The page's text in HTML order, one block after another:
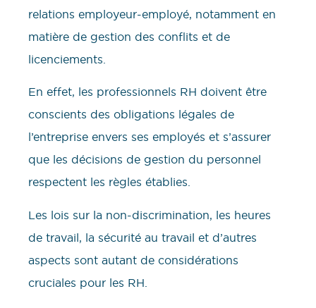
relations employeur-employé, notamment en
matière de gestion des conflits et de
licenciements.
En effet, les professionnels RH doivent être
conscients des obligations légales de
l’entreprise envers ses employés et s’assurer
que les décisions de gestion du personnel
respectent les règles établies.
Les lois sur la non-discrimination, les heures
de travail, la sécurité au travail et d’autres
aspects sont autant de considérations
cruciales pour les RH.